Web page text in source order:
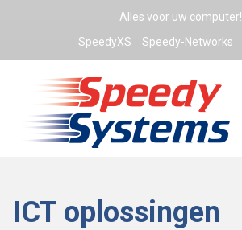
Alles voor uw computer!
SpeedyXS
Speedy-Networks
ICT oplossingen